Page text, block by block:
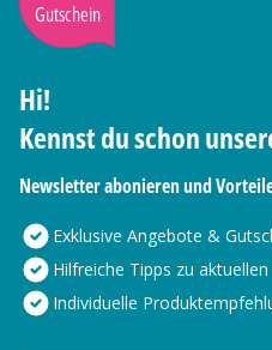
Gutschein
Hi!
Kennst du schon
Newsletter abonieren und
Exklusive Angebote &
Hilfreiche Tipps zu
Individuelle